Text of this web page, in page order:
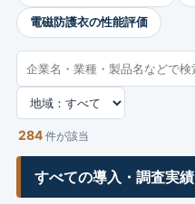
電磁防護衣の性能評価
284 件が該当
すべての導入・調査実績